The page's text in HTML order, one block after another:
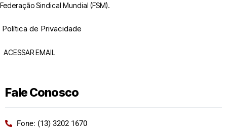
Federação Sindical Mundial (FSM).
Política de Privacidade
ACESSAR EMAIL
Fale Conosco
Fone: (13) 3202 1670